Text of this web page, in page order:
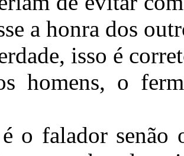
a honra dos
isso é
homens, o
o falador senão